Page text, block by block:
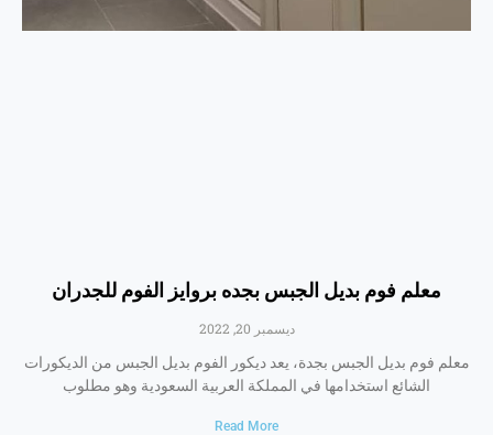
معلم فوم بديل الجبس بجده بروايز الفوم للجدران
ديسمبر 20, 2022
معلم فوم بديل الجبس بجدة، يعد ديكور الفوم بديل الجبس من الديكورات
الشائع استخدامها في المملكة العربية السعودية وهو مطلوب
Read More